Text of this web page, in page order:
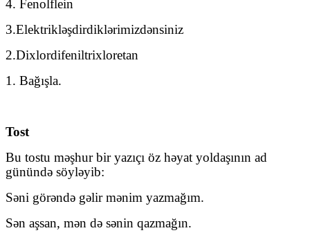
4. Fenolflein
3.Elektrikləşdirdiklərimizdənsiniz
2.Dixlordifeniltrixloretan
1. Bağışla.
Tost
Bu tostu məşhur bir yazıçı öz həyat yoldaşının ad
günündə söyləyib:
Səni görəndə gəlir mənim yazmağım.
Sən aşsan, mən də sənin qazmağın.